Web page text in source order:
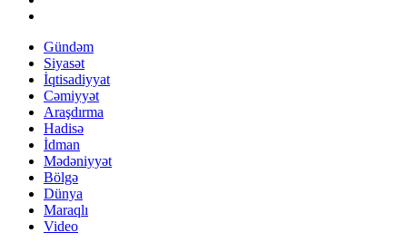
Gündəm
Siyasət
İqtisadiyyat
Cəmiyyət
Araşdırma
Hadisə
İdman
Mədəniyyət
Bölgə
Dünya
Maraqlı
Video